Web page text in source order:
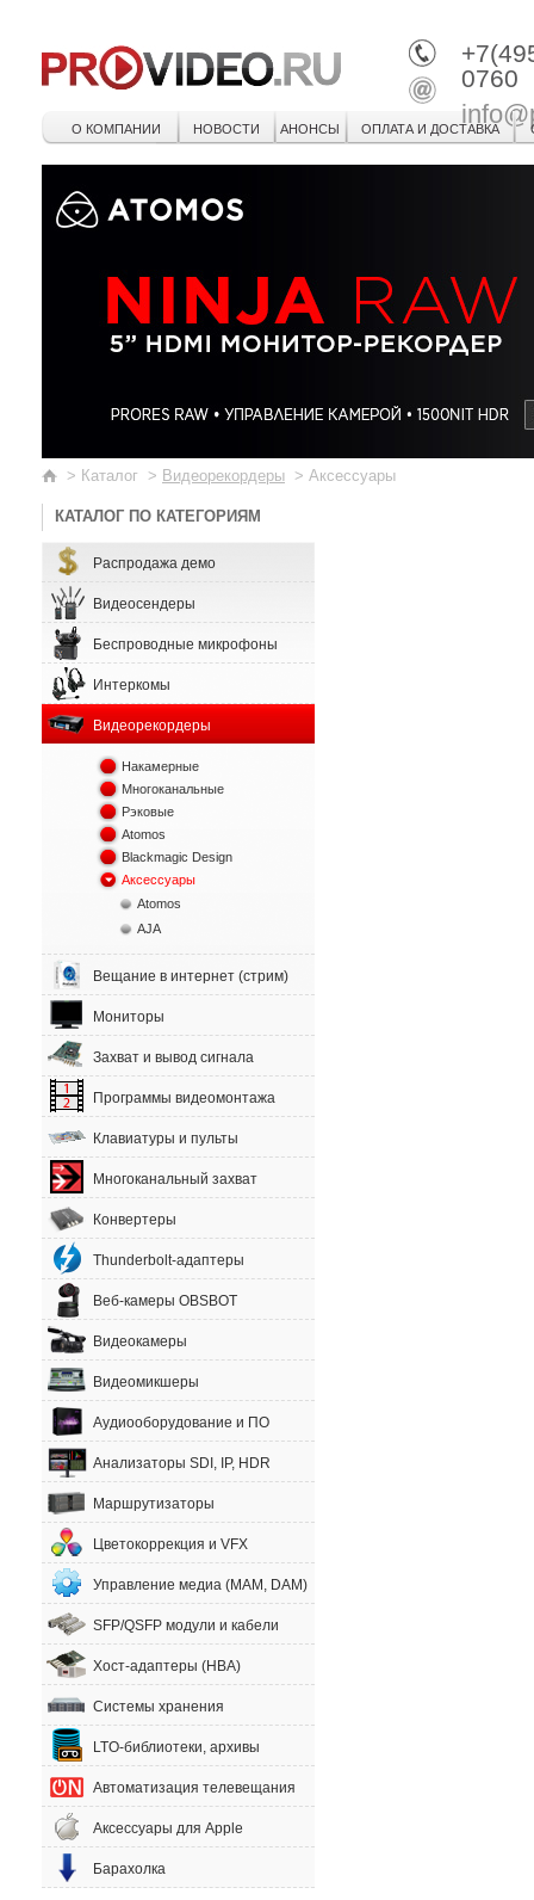
0760
О КОМПАНИИ НОВОСТИ АНОНСЫ ОПЛАТА И ДОСТАВКА
> Каталог > Видеорекордеры > Аксессуары
КАТАЛОГ ПО КАТЕГОРИЯМ
Распродажа демо
Видеосендеры
Беспроводные микрофоны
Интеркомы
Видеорекордеры
Накамерные
Многоканальные
Рэковые
Atomos
Blackmagic Design
Аксессуары
Atomos
AJA
Вещание в интернет (стрим)
Мониторы
Захват и вывод сигнала
Программы видеомонтажа
Клавиатуры и пульты
Многоканальный захват
Конвертеры
Thunderbolt-адаптеры
Веб-камеры OBSBOT
Видеокамеры
Видеомикшеры
Аудиооборудование и ПО
Анализаторы SDI, IP, HDR
Маршрутизаторы
Цветокоррекция и VFX
Управление медиа (MAM, DAM)
SFP/QSFP модули и кабели
Хост-адаптеры (HBA)
Системы хранения
LTO-библиотеки, архивы
Автоматизация телевещания
Аксессуары для Apple
Барахолка